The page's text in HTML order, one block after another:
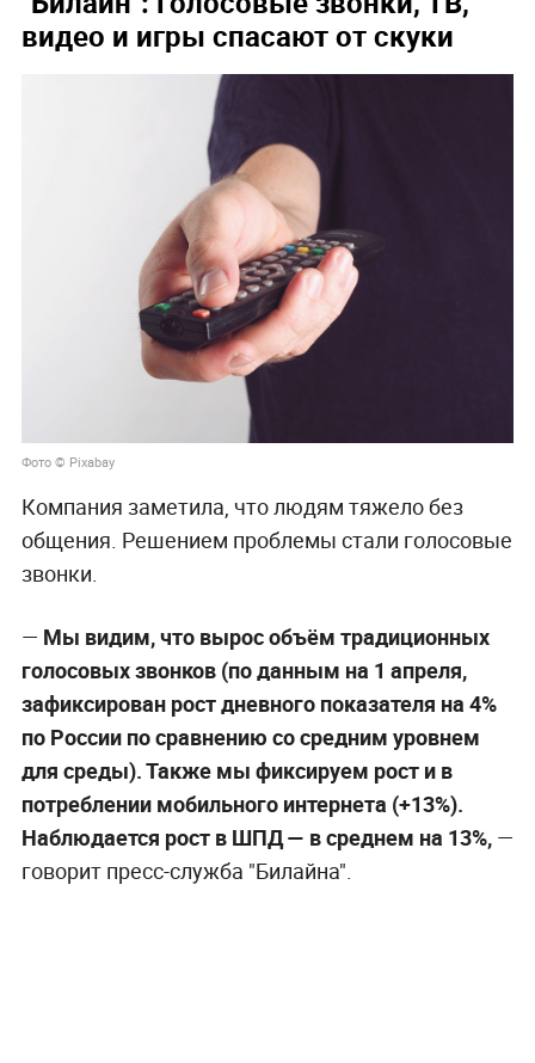
видео и игры спасают от скуки
Фото © Pixabay
Компания заметила, что людям тяжело без
общения. Решением проблемы стали голосовые
звонки.
— Мы видим, что вырос объём традиционных
голосовых звонков (по данным на 1 апреля,
зафиксирован рост дневного показателя на 4%
по России по сравнению со средним уровнем
для среды). Также мы фиксируем рост и в
потреблении мобильного интернета (+13%).
Наблюдается рост в ШПД — в среднем на 13%,—
говорит пресс-служба "Билайна".